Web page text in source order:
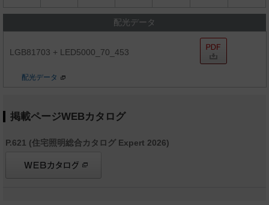
配光データ
LGB81703 + LED5000_70_453
配光データ
掲載ページWEBカタログ
P.621 (住宅照明総合カタログ Expert 2026)